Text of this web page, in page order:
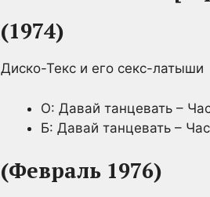
(1974)
Диско-Текс и его секс-латыши
О: Давай танцевать –
Б: Давай танцевать –
(Февраль 1976)